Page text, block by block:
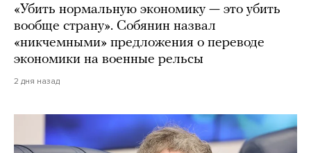
«Убить нормальную экономику — это убить
вообще страну». Собянин назвал
«никчемными» предложения о переводе
экономики на военные рельсы
2 дня назад